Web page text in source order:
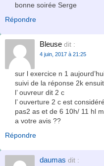
bonne soirée Serge
Répondre
Bleuse dit :
4 juin, 2017 à 21:25
sur l exercice n 1
suivi de la réponse 2k
l’ ouvreur dit 2 c
l’ ouverture 2 c est
pas2 as et de 6 10h/ 11 hl
a votre avis ??
Répondre
daumas dit :